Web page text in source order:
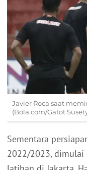
Javier Roca saat
(Bola.com/Gatot
Sementara
2022/2023, dimulai